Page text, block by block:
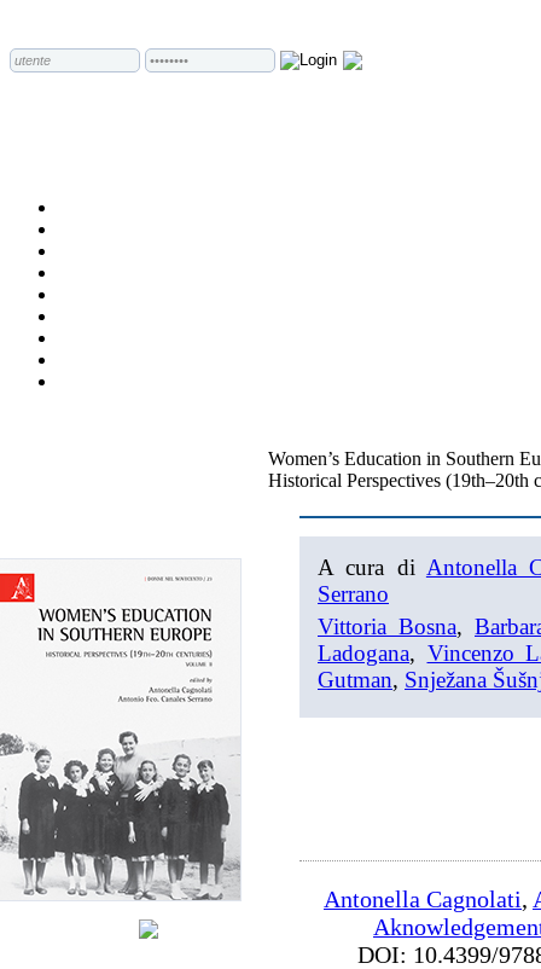
Women’s Education in Southern
Historical Perspectives (19th–20th
A cura di Antonella
Serrano
Vittoria Bosna,
Ladogana, Vincenzo
Gutman, Snježana
Antonella Cagnolati,
DOI: 10.4399/